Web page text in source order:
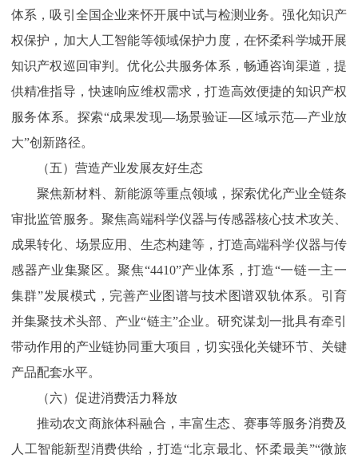
体系，吸引全国企业来怀开展中试与检测业务。强化知识产
权保护，加大人工智能等领域保护力度，在怀柔科学城开展
知识产权巡回审判。优化公共服务体系，畅通咨询渠道，提
供精准指导，快速响应维权需求，打造高效便捷的知识产权
服务体系。探索“成果发现—场景验证—区域示范—产业放
大”创新路径。
（五）营造产业发展友好生态
聚焦新材料、新能源等重点领域，探索优化产业全链条
审批监管服务。聚焦高端科学仪器与传感器核心技术攻关、
成果转化、场景应用、生态构建等，打造高端科学仪器与传
感器产业集聚区。聚焦“4410”产业体系，打造“一链一主一
集群”发展模式，完善产业图谱与技术图谱双轨体系。引育
并集聚技术头部、产业“链主”企业。研究谋划一批具有牵引
带动作用的产业链协同重大项目，切实强化关键环节、关键
产品配套水平。
（六）促进消费活力释放
推动农文商旅体科融合，丰富生态、赛事等服务消费及
人工智能新型消费供给，打造“北京最北、怀柔最美”“微旅